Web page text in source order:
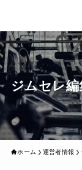
ジムセレ
ホーム 運営者情報